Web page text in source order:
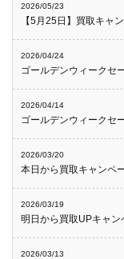
2026/05/23
【5月25日】買取キャ
2026/04/24
ゴールデンウィークセ
2026/04/14
ゴールデンウィークセ
2026/03/20
本日から買取キャンペ
2026/03/19
明日から買取UPキャン
2026/03/13